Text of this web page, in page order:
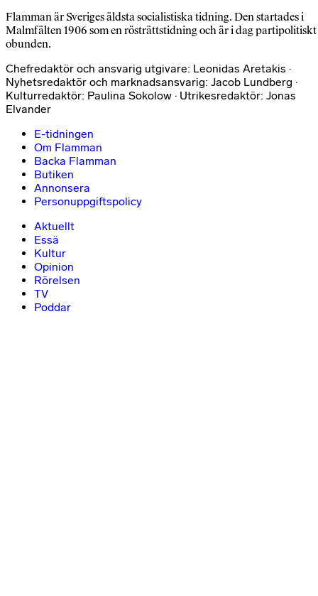
Flamman är Sveriges äldsta socialistiska tidning. Den startades i
Malmfälten 1906 som en rösträttstidning och är i dag partipolitiskt
obunden.
Chefredaktör och ansvarig utgivare: Leonidas Aretakis ·
Nyhetsredaktör och marknadsansvarig: Jacob Lundberg ·
Kulturredaktör: Paulina Sokolow · Utrikesredaktör: Jonas
Elvander
E-tidningen
Om Flamman
Backa Flamman
Butiken
Annonsera
Personuppgiftspolicy
Aktuellt
Essä
Kultur
Opinion
Rörelsen
TV
Poddar